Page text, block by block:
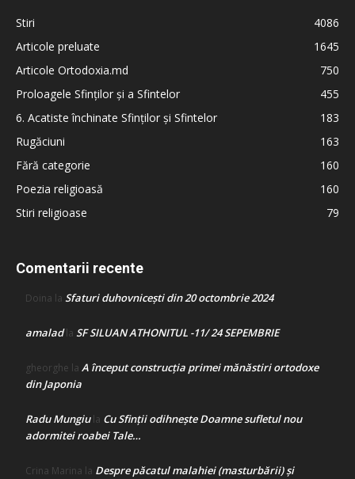
Stiri
4086
Articole preluate
1645
Articole Ortodoxia.md
750
Proloagele Sfinților și a Sfintelor
455
6. Acatiste închinate Sfinților și Sfintelor
183
Rugăciuni
163
Fără categorie
160
Poezia religioasă
160
Stiri religioase
79
Comentarii recente
Doina la Sfaturi duhovnicești din 20 octombrie 2024
amaladla SF SILUAN ATHONITUL -11/ 24 SEPEMBRIE
gheorghe la A început construcţia primei mănăstiri ortodoxe
din Japonia
Radu Mungiula Cu Sfinții odihnește Doamne sufletul nou
adormitei roabei Tale…
Crina Marina la Despre păcatul malahiei (masturbării) şi